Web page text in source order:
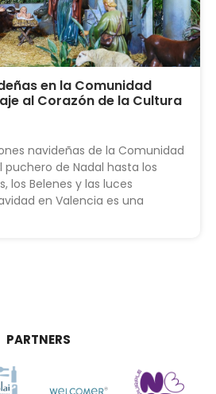
en la Comunidad
al Corazón de la Cultura
navideñas de la Comunidad
puchero de Nadal hasta los
los Belenes y las luces
en Valencia es una
PARTNERS